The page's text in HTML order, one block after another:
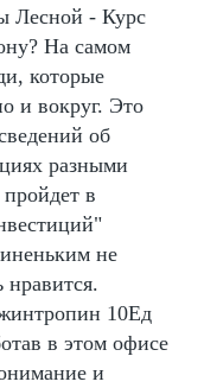
Лесной - Курс
На самом
которые
и вокруг. Это
об
разными
в
не
10Ед
в этом офисе
и